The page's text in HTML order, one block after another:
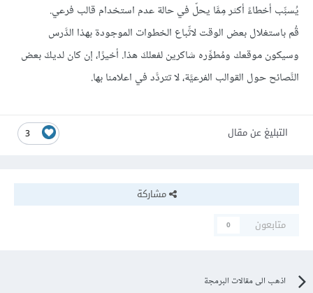
يُسبِّب أخطاءً أكثر مِمَّا يحلّ في حالة عدم استخدام قالب فرعي.
قُم باستغلال بعض الوقت لاتِّباع الخطوات الموجودة بهذا الدَّرس
وسيكون موقعك ومُطوِّره شاكرين لفعلكَ هذا. أخيرًا، إن كان لديكَ بعض
النَّصائح حول القوالب الفرعيَّة، لا تتردَّد في اعلامنا بها.
3 التبليغ عن مقال
مشاركة
متابعون
0
اذهب الى مقالات البرمجة